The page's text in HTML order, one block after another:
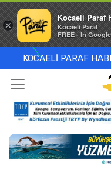
KOCAELİ PARAF
×
Kocaeli Paraf
Kocaeli Paraf
FREE - In